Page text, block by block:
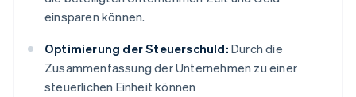
einsparen können.
Optimierung der Steuerschuld: Durch die
Zusammenfassung der Unternehmen zu einer
steuerlichen Einheit können